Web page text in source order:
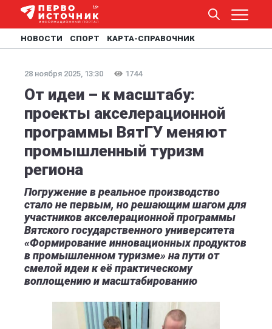
НОВОСТИ СПОРТ КАРТА-СПРАВОЧНИК
28 ноября 2025, 13:30 1744
От идеи – к масштабу:
проекты акселерационной
программы ВятГУ меняют
промышленный туризм
региона
Погружение в реальное производство
стало не первым, но решающим шагом для
участников акселерационной программы
Вятского государственного университета
«Формирование инновационных продуктов
в промышленном туризме» на пути от
смелой идеи к её практическому
воплощению и масштабированию